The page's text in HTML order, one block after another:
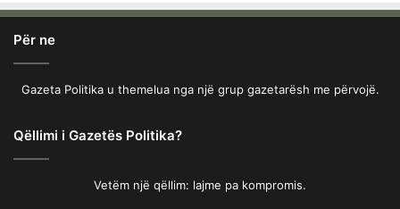
Për ne
Gazeta Politika u themelua nga një grup gazetarësh me përvojë.
Qëllimi i Gazetës Politika?
Vetëm një qëllim: lajme pa kompromis.